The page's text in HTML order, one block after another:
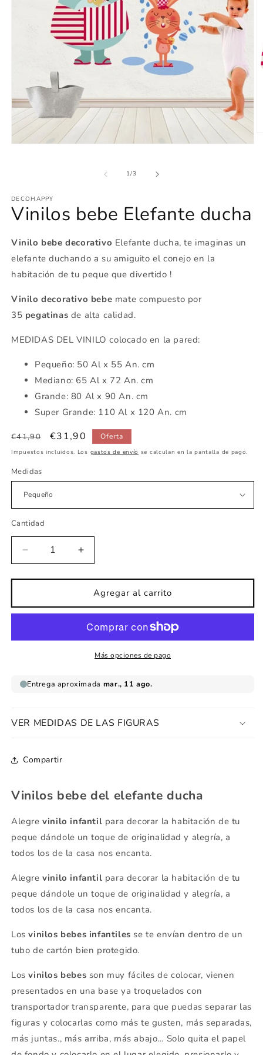
ventana
modal
1/de
3
DECOHAPPY
Vinilos bebe Elefante ducha
Vinilo bebe decorativo Elefante ducha, te imaginas un
elefante duchando a su amiguito el conejo en la
habitación de tu peque que divertido !
Vinilo decorativo bebe mate compuesto por
35 pegatinas de alta calidad.
MEDIDAS DEL VINILO colocado en la pared:
Pequeño: 50 Al x 55 An. cm
Mediano: 65 Al x 72 An. cm
Grande: 80 Al x 90 An. cm
Super Grande: 110 Al x 120 An. cm
Precio
habitual
€41,90
Precio
de
€31,90 Oferta
Impuestos incluidos. Los gastos de envío se calculan en la pantalla de pago.
Medidas
Cantidad
Reducir
cantidad
para
bebe
Elefante
Aumentar
cantidad
para
Vinilos
bebe
Elefante
ducha
Agregar al carrito
Más opciones de pago
VER MEDIDAS DE LAS FIGURAS
Compartir
Vinilos bebe del elefante ducha
Alegrevinilo infantil para decorar la habitación de tu
peque dándole un toque de originalidad y alegría, a
todos los de la casa nos encanta.
Alegrevinilo infantil para decorar la habitación de tu
peque dándole un toque de originalidad y alegría, a
todos los de la casa nos encanta.
Losvinilos bebes infantiles se te envían dentro de un
tubo de cartón bien protegido.
Losvinilos bebes son muy fáciles de colocar, vienen
presentados en una base ya troquelados con
transportador transparente, para que puedas separar las
figuras y colocarlas como más te gusten, más separadas,
más juntas., más arriba, más abajo… Solo quita el papel